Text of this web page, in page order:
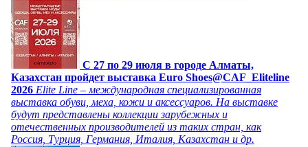
C 27 по 29 июля в городе Алматы,
Казахстан пройдет выставка Euro Shoes@CAF_Eliteline
2026 Elite Line – международная специализированная
выставка обуви, меха, кожи и аксессуаров. На выставке
будут представлены коллекции зарубежных и
отечественных производителей из таких стран, как
Россия, Турция, Германия, Италия, Казахстан и др.